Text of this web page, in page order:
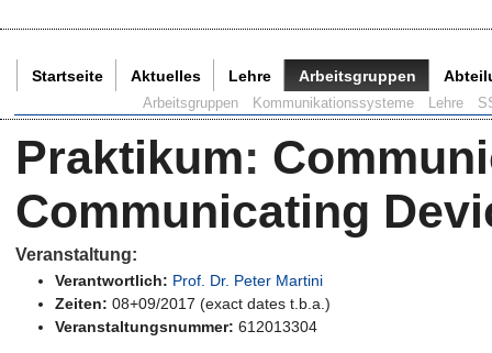
Startseite Aktuelles Lehre Arbeitsgruppen
Arbeitsgruppen Kommunikationssysteme Lehre
Praktikum:
Communicating
Veranstaltung:
Verantwortlich: Prof. Dr. Peter Martini
Zeiten: 08+09/2017 (exact dates t.b.a.)
Veranstaltungsnummer: 612013304